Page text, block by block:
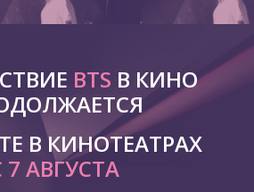
BTS В КИНО
В КИНОТЕАТРАХ
7 АВГУСТА